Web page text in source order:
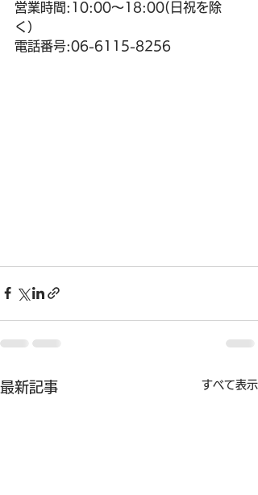
営業時間:10:00～18:00(日祝を除
く）
電話番号:06-6115-8256
最新記事 すべて表示